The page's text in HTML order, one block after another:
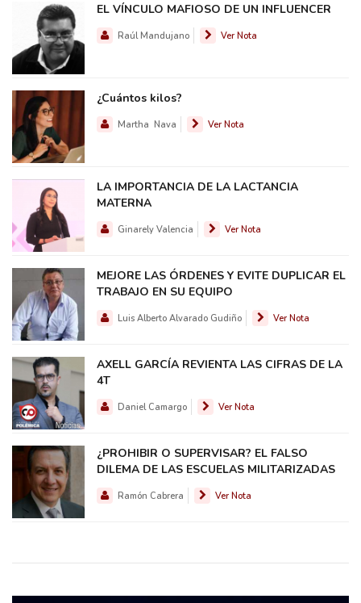
EL VÍNCULO MAFIOSO DE UN INFLUENCER
Raúl Mandujano Ver Nota
¿Cuántos kilos?
Martha Nava Ver Nota
LA IMPORTANCIA DE LA LACTANCIA
MATERNA
Ginarely Valencia Ver Nota
MEJORE LAS ÓRDENES Y EVITE DUPLICAR EL
TRABAJO EN SU EQUIPO
Luis Alberto Alvarado Gudiño Ver Nota
AXELL GARCÍA REVIENTA LAS CIFRAS DE LA
4T
Daniel Camargo Ver Nota
¿PROHIBIR O SUPERVISAR? EL FALSO
DILEMA DE LAS ESCUELAS MILITARIZADAS
Ramón Cabrera Ver Nota